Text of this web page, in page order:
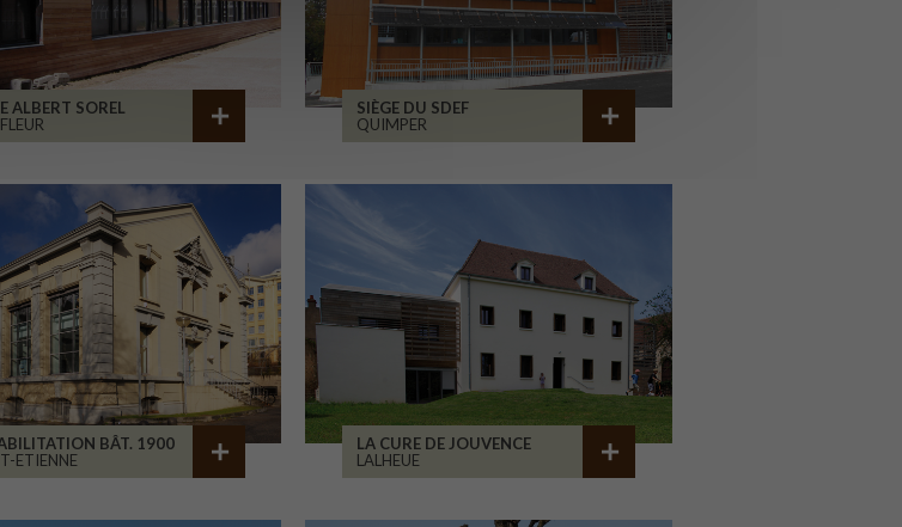
ALBERT SOREL
SIÈGE DU SDEF
QUIMPER
BÂT. 1900
ETIENNE
LA CURE DE JOUVENCE
LALHEUE